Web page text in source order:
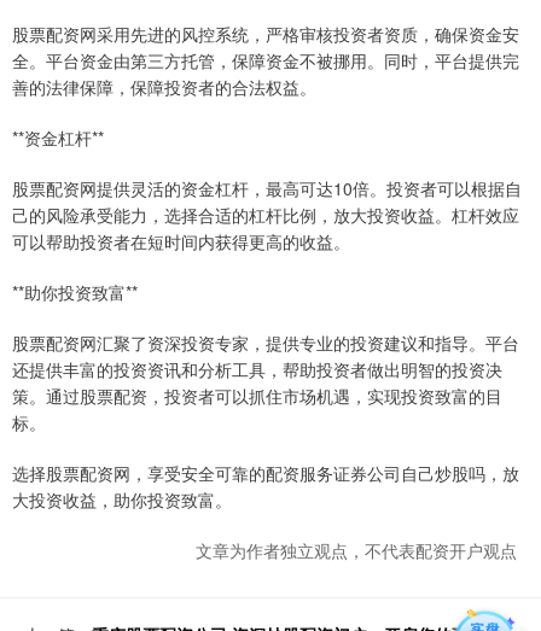
股票配资网采用先进的风控系统，严格审核投资者资质，确保资金安
全。平台资金由第三方托管，保障资金不被挪用。同时，平台提供完
善的法律保障，保障投资者的合法权益。
**资金杠杆**
股票配资网提供灵活的资金杠杆，最高可达10倍。投资者可以根据自
己的风险承受能力，选择合适的杠杆比例，放大投资收益。杠杆效应
可以帮助投资者在短时间内获得更高的收益。
**助你投资致富**
股票配资网汇聚了资深投资专家，提供专业的投资建议和指导。平台
还提供丰富的投资资讯和分析工具，帮助投资者做出明智的投资决
策。通过股票配资，投资者可以抓住市场机遇，实现投资致富的目
标。
选择股票配资网，享受安全可靠的配资服务证券公司自己炒股吗，放
大投资收益，助你投资致富。
文章为作者独立观点，不代表配资开户观点